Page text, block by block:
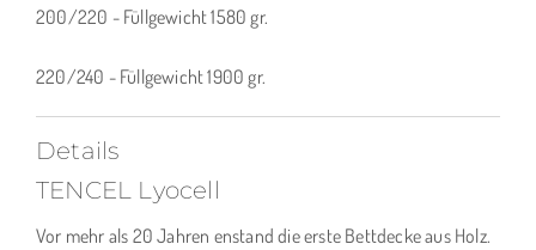
200/220 - Füllgewicht 1580 gr.
220/240 - Füllgewicht 1900 gr.
Details
TENCEL Lyocell
Vor mehr als 20 Jahren enstand die erste Bettdecke aus Holz.